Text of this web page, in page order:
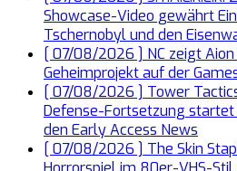
Showcase-Video gewährt
Tschernobyl und den
[ 07/08/2026 ] NC zeigt
Geheimprojekt auf der
[ 07/08/2026 ] Tower
Defense-Fortsetzung
den Early Access News
[ 07/08/2026 ] The Skin